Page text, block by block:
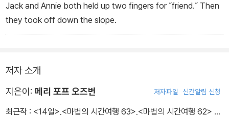
Jack and Annie both held up two fingers for ˝friend.˝ Then
they took off down the slope.
저자 소개
지은이: 메리 포프 오즈번 저자파일 신간알림 신청
최근작 : <14일>,<마법의 시간여행 63>,<마법의 시간여행 62> …